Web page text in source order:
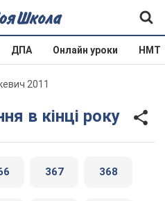
ДПА Онлайн уроки НМТ
2011
в кінці року
367 368